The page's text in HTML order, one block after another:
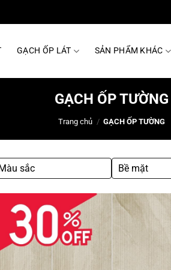
GẠCH ỐP LÁT SẢN PHẨM KHÁC
GẠCH ỐP TƯỜNG
Trang chủ / GẠCH ỐP TƯỜNG
sắc Bề mặt